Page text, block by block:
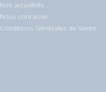
Nos actualités
Nous contacter
Conditions Générales de Vente